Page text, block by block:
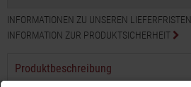
INFORMATIONEN ZU UNSEREN LIEFERFRISTEN
INFORMATION ZUR PRODUKTSICHERHEIT
Produktbeschreibung